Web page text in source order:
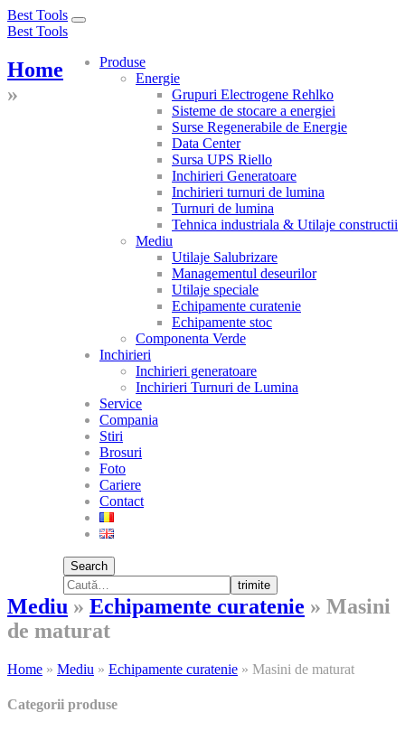
Best Tools
Toggle
Best Tools
Produse
Energie
Grupuri Electrogene Rehlko
Sisteme de stocare a energiei
Surse Regenerabile de Energie
Data Center
Sursa UPS Riello
Inchirieri Generatoare
Inchirieri turnuri de lumina
Turnuri de lumina
Tehnica industriala & Utilaje constructii
Mediu
Utilaje Salubrizare
Managementul deseurilor
Utilaje speciale
Echipamente curatenie
Echipamente stoc
Componenta Verde
Inchirieri
Inchirieri generatoare
Inchirieri Turnuri de Lumina
Service
Compania
Stiri
Brosuri
Foto
Cariere
Contact
Search
trimite
Home
»
Mediu » Echipamente curatenie » Masini
de maturat
Home » Mediu » Echipamente curatenie » Masini de maturat
Categorii produse